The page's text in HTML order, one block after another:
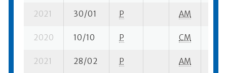
2021 30/01 P AM
2020 10/10 P CM
2021 28/02 P AM